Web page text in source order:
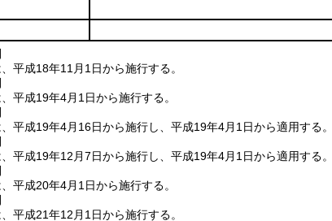
平成18年11月1日から施行する。
平成19年4月1日から施行する。
平成19年4月16日から施行し、平成19年4月1日から適用する。
平成19年12月7日から施行し、平成19年4月1日から適用する。
平成20年4月1日から施行する。
平成21年12月1日から施行する。